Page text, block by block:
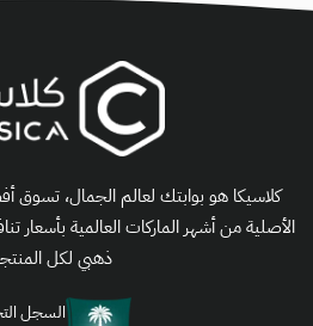
كلاسيكا هو بوابتك لعالم الجمال، تسوق
الأصلية من أشهر الماركات العالمية
ذهبي لكل
السجل